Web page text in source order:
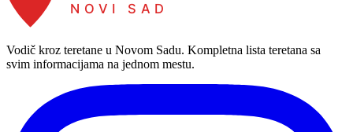
Vodič kroz teretane u Novom Sadu. Kompletna lista teretana sa
svim informacijama na jednom mestu.